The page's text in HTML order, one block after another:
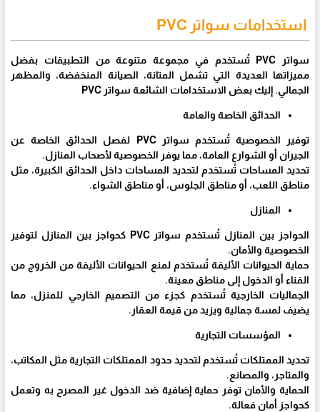
استخدامات سواتر PVC
سواتر PVC تُستخدم في مجموعة متنوعة من التطبيقات بفضل
مميزاتها العديدة التي تشمل المتانة، الصيانة المنخفضة، والمظهر
الجمالي. إليك بعض الاستخدامات الشائعة سواتر PVC
الحدائق الخاصة والعامة
توفير الخصوصية تُستخدم سواتر PVC لفصل الحدائق الخاصة عن
الجيران أو الشوارع العامة، مما يوفر الخصوصية لأصحاب المنازل.
تحديد المساحات تُستخدم لتحديد المساحات داخل الحدائق الكبيرة، مثل
مناطق اللعب، أو مناطق الجلوس، أو مناطق الشواء.
المنازل
الحواجز بين المنازل تُستخدم سواتر PVC كحواجز بين المنازل لتوفير
الخصوصية والأمان.
حماية الحيوانات الأليفة تُستخدم لمنع الحيوانات الأليفة من الخروج من
الفناء أو الدخول إلى مناطق معينة.
الجماليات الخارجية تُستخدم كجزء من التصميم الخارجي للمنزل، مما
يضيف لمسة جمالية ويزيد من قيمة العقار.
المؤسسات التجارية
تحديد الممتلكات تُستخدم لتحديد حدود الممتلكات التجارية مثل المكاتب،
والمتاجر، والمصانع.
الحماية والأمان توفر حماية إضافية ضد الدخول غير المصرح به وتعمل
كحواجز أمان فعالة.